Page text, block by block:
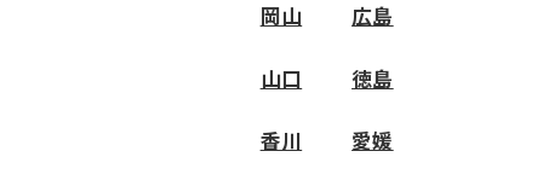
岡山 広島
山口 徳島
香川 愛媛